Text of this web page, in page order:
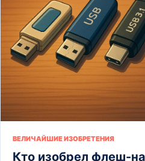
ВЕЛИЧАЙШИЕ ИЗОБРЕТЕНИЯ
Кто изобрел флеш-